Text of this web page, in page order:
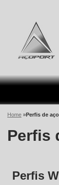
Home »Perfis de aço
Perfis
Perfis W